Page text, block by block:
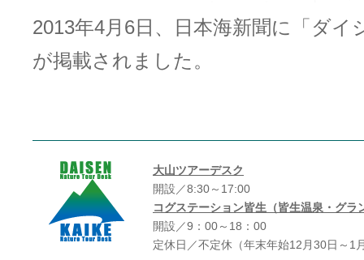
2013年4月6日、日本海新聞に「ダ
が掲載されました。
大山ツアーデスク
開設／8:30～17:00
コグステーション皆生（皆生温泉・グラ
開設／9：00～18：00
定休日／不定休（年末年始12月30日～1